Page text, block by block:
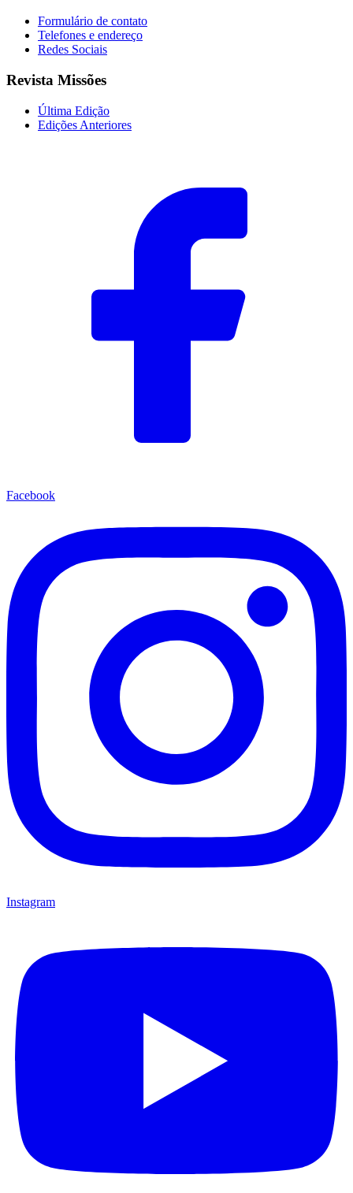
Formulário de contato
Telefones e endereço
Redes Sociais
Revista Missões
Última Edição
Edições Anteriores
Facebook
Instagram